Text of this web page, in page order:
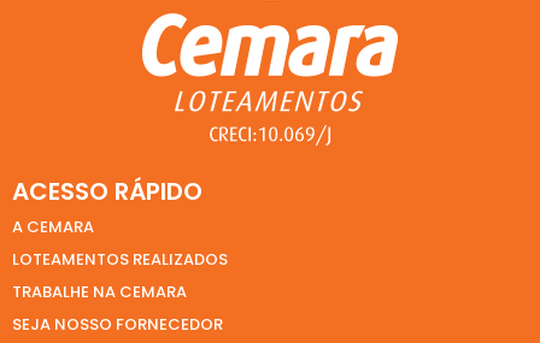
ACESSO RÁPIDO
A CEMARA
LOTEAMENTOS REALIZADOS
TRABALHE NA CEMARA
SEJA NOSSO FORNECEDOR